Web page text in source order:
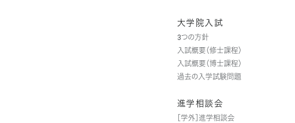
大学院入試
3つの方針
入試概要（修士課程）
入試概要（博士課程）
過去の入学試験問題
進学相談会
［学外］進学相談会